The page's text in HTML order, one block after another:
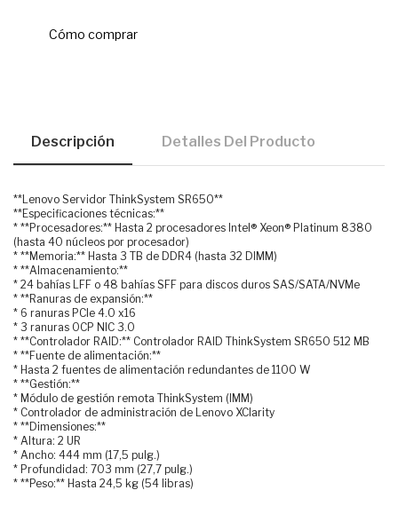
Cómo comprar
Descripción Detalles Del Producto
**Lenovo Servidor ThinkSystem SR650**
**Especificaciones técnicas:**
* **Procesadores:** Hasta 2 procesadores Intel® Xeon® Platinum 8380
(hasta 40 núcleos por procesador)
* **Memoria:** Hasta 3 TB de DDR4 (hasta 32 DIMM)
* **Almacenamiento:**
* 24 bahías LFF o 48 bahías SFF para discos duros SAS/SATA/NVMe
* **Ranuras de expansión:**
* 6 ranuras PCIe 4.0 x16
* 3 ranuras OCP NIC 3.0
* **Controlador RAID:** Controlador RAID ThinkSystem SR650 512 MB
* **Fuente de alimentación:**
* Hasta 2 fuentes de alimentación redundantes de 1100 W
* **Gestión:**
* Módulo de gestión remota ThinkSystem (IMM)
* Controlador de administración de Lenovo XClarity
* **Dimensiones:**
* Altura: 2 UR
* Ancho: 444 mm (17,5 pulg.)
* Profundidad: 703 mm (27,7 pulg.)
* **Peso:** Hasta 24,5 kg (54 libras)